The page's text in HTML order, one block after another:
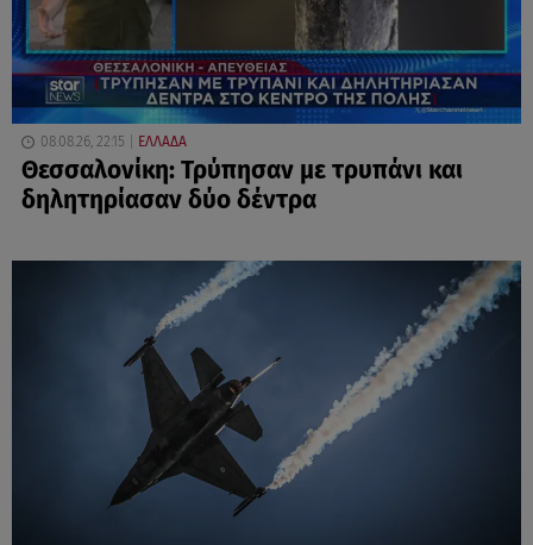
08.08.26, 22:15 ΕΛΛΑΔΑ
Θεσσαλονίκη: Τρύπησαν με τρυπάνι και
δηλητηρίασαν δύο δέντρα